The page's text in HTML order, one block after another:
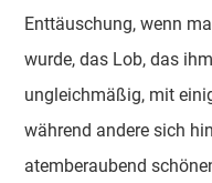
Enttäuschung, wenn
wurde, das Lob, das
ungleichmäßig, mit
während andere sich
atemberaubend